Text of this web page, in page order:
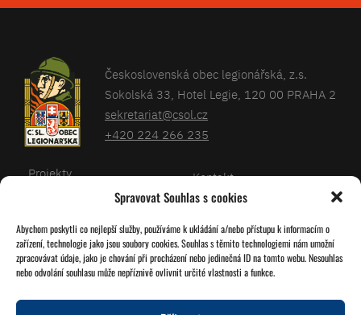
Spravovat Souhlas s cookies
Abychom poskytli co nejlepší služby, používáme k ukládání a/nebo přístupu k informacím o
zařízení, technologie jako jsou soubory cookies. Souhlas s těmito technologiemi nám umožní
zpracovávat údaje, jako je chování při procházení nebo jedinečná ID na tomto webu. Nesouhlas
nebo odvolání souhlasu může nepříznivě ovlivnit určité vlastnosti a funkce.
Československá obec legionářská, z.s.
Sokolská 33, Hotel Legie, 120 00 PRAHA 2
sekretariat@csol.cz
+420 224 266 235
Projekty
Kalendář
O nás
Kontakt
Databáze legionářů
Pro členy
Zásady cookies